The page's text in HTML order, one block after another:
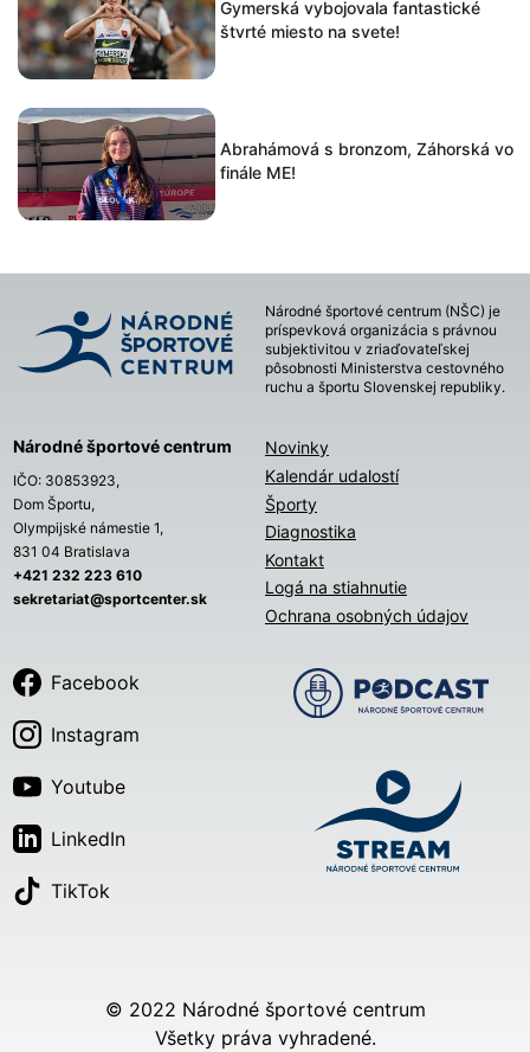
Gymerská vybojovala fantastické
štvrté miesto na svete!
Abrahámová s bronzom, Záhorská vo
finále ME!
Národné športové centrum (NŠC) je
príspevková organizácia s právnou
subjektivitou v zriaďovateľskej
pôsobnosti Ministerstva cestovného
ruchu a športu Slovenskej republiky.
Národné športové centrum
IČO: 30853923,
Dom Športu,
Olympijské námestie 1,
831 04 Bratislava
+421 232 223 610
sekretariat@sportcenter.sk
Novinky
Kalendár udalostí
Športy
Diagnostika
Kontakt
Logá na stiahnutie
Ochrana osobných údajov
Facebook
Instagram
Youtube
LinkedIn
TikTok
© 2022 Národné športové centrum
Všetky práva vyhradené.